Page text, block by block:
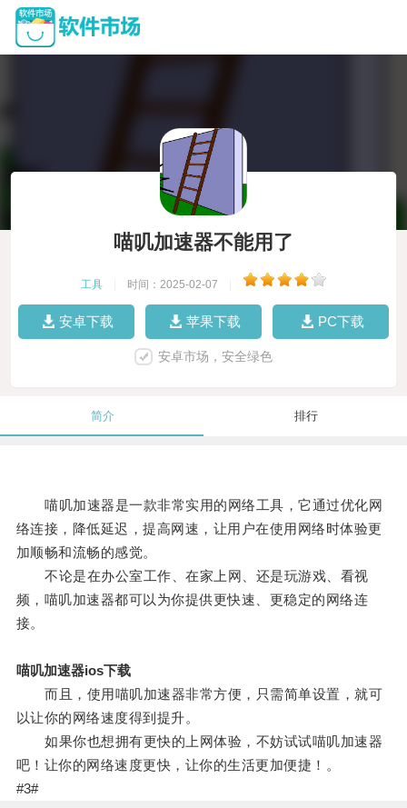
喵叽加速器不能用了
工具 时间：2025-02-07
安卓下载 苹果下载 PC下载
安卓市场，安全绿色
简介 排行
喵叽加速器是一款非常实用的网络工具，它通过优化网
络连接，降低延迟，提高网速，让用户在使用网络时体验更
加顺畅和流畅的感觉。
不论是在办公室工作、在家上网、还是玩游戏、看视
频，喵叽加速器都可以为你提供更快速、更稳定的网络连
接。
喵叽加速器ios下载
而且，使用喵叽加速器非常方便，只需简单设置，就可
以让你的网络速度得到提升。
如果你也想拥有更快的上网体验，不妨试试喵叽加速器
吧！让你的网络速度更快，让你的生活更加便捷！。
#3#